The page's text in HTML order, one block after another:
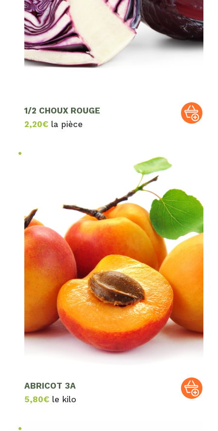
1/2 CHOUX ROUGE
2,20€ la pièce
ABRICOT 3A
5,80€ le kilo